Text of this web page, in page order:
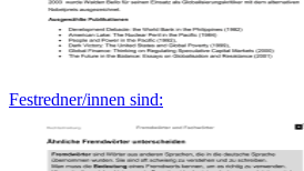
Festredner/innen sind: